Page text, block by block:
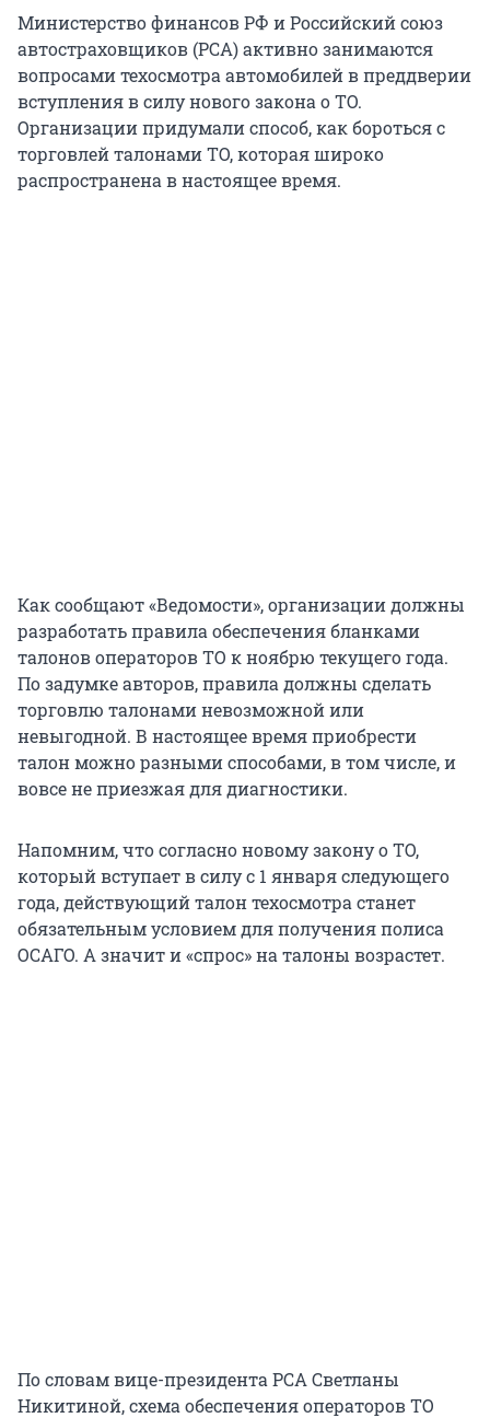
Министерство финансов РФ и Российский союз
автостраховщиков (РСА) активно занимаются
вопросами техосмотра автомобилей в преддверии
вступления в силу нового закона о ТО.
Организации придумали способ, как бороться с
торговлей талонами ТО, которая широко
распространена в настоящее время.
Как сообщают «Ведомости», организации должны
разработать правила обеспечения бланками
талонов операторов ТО к ноябрю текущего года.
По задумке авторов, правила должны сделать
торговлю талонами невозможной или
невыгодной. В настоящее время приобрести
талон можно разными способами, в том числе, и
вовсе не приезжая для диагностики.
Напомним, что согласно новому закону о ТО,
который вступает в силу с 1 января следующего
года, действующий талон техосмотра станет
обязательным условием для получения полиса
ОСАГО. А значит и «спрос» на талоны возрастет.
По словам вице-президента РСА Светланы
Никитиной, схема обеспечения операторов ТО